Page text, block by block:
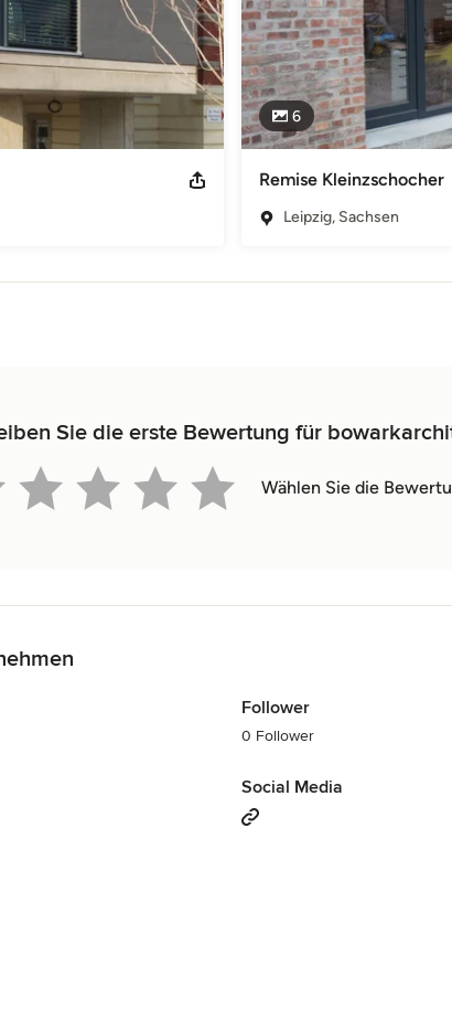
6
Remise Kleinzschocher
Leipzig, Sachsen
Sie die erste Bewertung für
Wählen Sie die
Follower
0 Follower
Social Media